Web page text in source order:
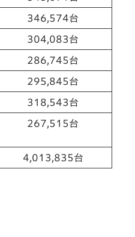
346,574台
304,083台
286,745台
295,845台
318,543台
267,515台
4,013,835台